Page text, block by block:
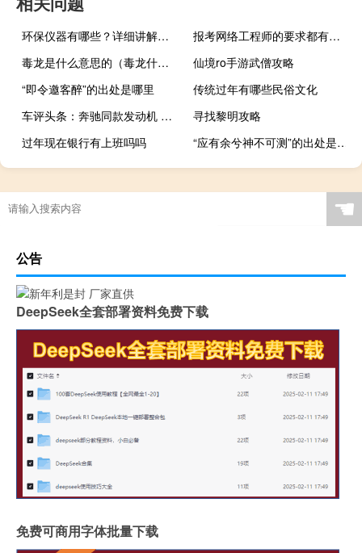
环保仪器有哪些？详细讲解各类环保仪器的使用方法
报考网络工程师的要求都有哪些
毒龙是什么意思的（毒龙什么意思）
仙境ro手游武僧攻略
“即令邀客醉”的出处是哪里
传统过年有哪些民俗文化
车评头条：奔驰同款发动机 试驾2.3T柴油版锐骐6
寻找黎明攻略
过年现在银行有上班吗吗
“应有余兮神不可测”的出处是哪里
我国有多少个朝代
☚
公告
DeepSeek全套部署资料免费下载
免费可商用字体批量下载